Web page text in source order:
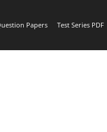
Papers Test Series PDF